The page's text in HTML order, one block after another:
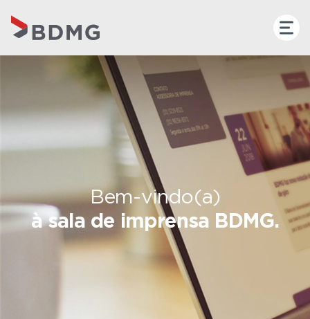
Bem-vindo(a)
à sala de imprensa BDMG.